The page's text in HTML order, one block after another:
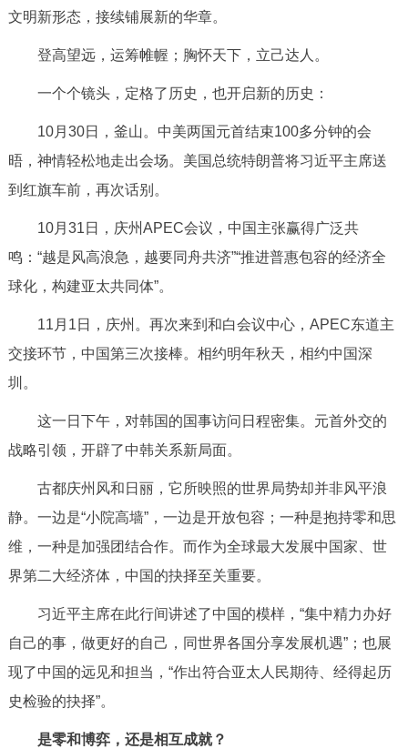
中介服务 阳光政务
政民互动
12345网上接诉即办 我要咨询 我要建议
参与调查 在线访谈 图说互动
走进北京
北京概况 十六区概览 人文北京
多语种
DEUTSCH FRANÇAIS
ESPAÑOL العربية PORTUGUÊS
ITALIANO
回到顶部
文明新形态，接续铺展新的华章。
登高望远，运筹帷幄；胸怀天下，立己达人。
一个个镜头，定格了历史，也开启新的历史：
10月30日，釜山。中美两国元首结束100多分钟的会
晤，神情轻松地走出会场。美国总统特朗普将习近平主席送
到红旗车前，再次话别。
10月31日，庆州APEC会议，中国主张赢得广泛共
鸣：“越是风高浪急，越要同舟共济”“推进普惠包容的经济全
球化，构建亚太共同体”。
11月1日，庆州。再次来到和白会议中心，APEC东道主
交接环节，中国第三次接棒。相约明年秋天，相约中国深
圳。
这一日下午，对韩国的国事访问日程密集。元首外交的
战略引领，开辟了中韩关系新局面。
古都庆州风和日丽，它所映照的世界局势却并非风平浪
静。一边是“小院高墙”，一边是开放包容；一种是抱持零和思
维，一种是加强团结合作。而作为全球最大发展中国家、世
界第二大经济体，中国的抉择至关重要。
习近平主席在此行间讲述了中国的模样，“集中精力办好
自己的事，做更好的自己，同世界各国分享发展机遇”；也展
现了中国的远见和担当，“作出符合亚太人民期待、经得起历
史检验的抉择”。
是零和博弈，还是相互成就？